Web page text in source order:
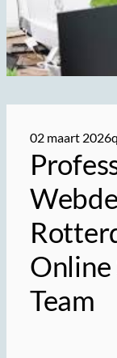
02 maart 2026
Online
Team